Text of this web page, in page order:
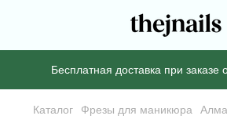
Бесплатная доставка при заказе
Каталог Фрезы для маникюра